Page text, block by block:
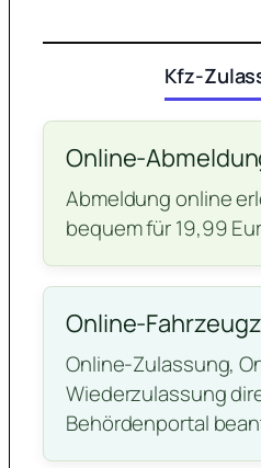
Kfz-
Online-
Abmeldung online
bequem für 19,99
Online-
Online-Zulassung,
Wiederzulassung
Behördenportal